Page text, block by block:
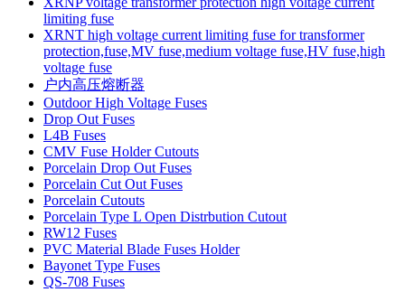
limiting fuse
XRNT high voltage current limiting fuse for transformer
protection,fuse,MV fuse,medium voltage fuse,HV fuse,high
voltage fuse
户内高压熔断器
Outdoor High Voltage Fuses
Drop Out Fuses
L4B Fuses
CMV Fuse Holder Cutouts
Porcelain Drop Out Fuses
Porcelain Cut Out Fuses
Porcelain Cutouts
Porcelain Type L Open Distrbution Cutout
RW12 Fuses
PVC Material Blade Fuses Holder
Bayonet Type Fuses
QS-708 Fuses